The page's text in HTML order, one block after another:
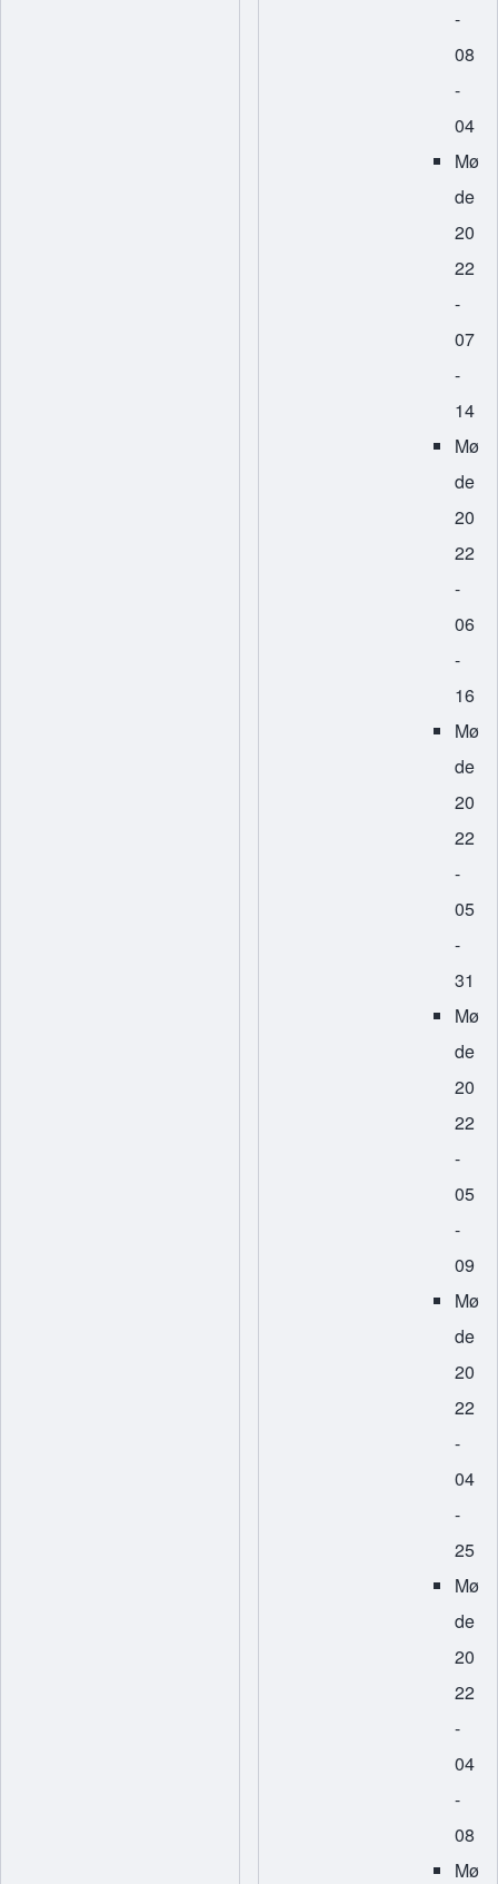
-
08
-
04
Mø
de
20
22
-
07
-
14
Mø
de
20
22
-
06
-
16
Mø
de
20
22
-
05
-
31
Mø
de
20
22
-
05
-
09
Mø
de
20
22
-
04
-
25
Mø
de
20
22
-
04
-
08
Mø